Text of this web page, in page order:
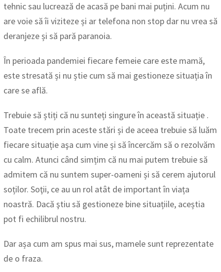
tehnic sau lucrează de acasă pe bani mai puțini. Acum nu
are voie să îi viziteze și ar telefona non stop dar nu vrea să
deranjeze și să pară paranoia.
În perioada pandemiei fiecare femeie care este mamă,
este stresată și nu știe cum să mai gestioneze situația în
care se află.
Trebuie să știți că nu sunteți singure în această situație .
Toate trecem prin aceste stări și de aceea trebuie să luăm
fiecare situație aşa cum vine și să încercăm să o rezolvăm
cu calm. Atunci când simțim că nu mai putem trebuie să
admitem că nu suntem super-oameni și să cerem ajutorul
soților. Soţii, ce au un rol atât de important în viața
noastră. Dacă ştiu să gestioneze bine situațiile, aceștia
pot fi echilibrul nostru.
Dar așa cum am spus mai sus, mamele sunt reprezentate
de o fraza.